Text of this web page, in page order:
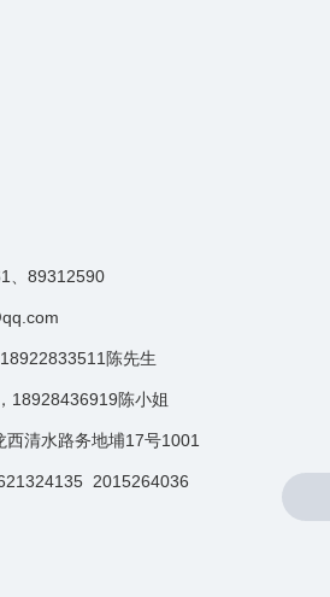
、89312590
陈先生
18928436919陈小姐
清水路务地埔17号1001
2015264036